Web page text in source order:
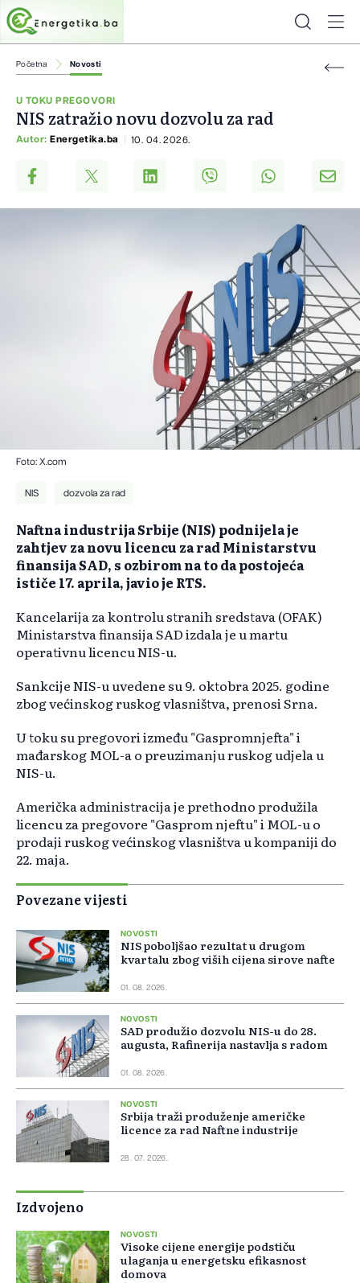
Početna Novosti
U TOKU PREGOVORI
NIS zatražio novu dozvolu za rad
Autor: Energetika.ba 10. 04. 2026.
Foto: X.com
NIS dozvola za rad
Naftna industrija Srbije (NIS) podnijela je
zahtjev za novu licencu za rad Ministarstvu
finansija SAD, s ozbirom na to da postojeća
ističe 17. aprila, javio je RTS.
Kancelarija za kontrolu stranih sredstava (OFAK)
Ministarstva finansija SAD izdala je u martu
operativnu licencu NIS-u.
Sankcije NIS-u uvedene su 9. oktobra 2025. godine
zbog većinskog ruskog vlasništva, prenosi Srna.
U toku su pregovori između "Gaspromnjefta" i
mađarskog MOL-a o preuzimanju ruskog udjela u
NIS-u.
Američka administracija je prethodno produžila
licencu za pregovore "Gasprom njeftu" i MOL-u o
prodaji ruskog većinskog vlasništva u kompaniji do
22. maja.
Povezane vijesti
NOVOSTI
NIS poboljšao rezultat u drugom
kvartalu zbog viših cijena sirove nafte
01. 08. 2026.
NOVOSTI
SAD produžio dozvolu NIS-u do 28.
augusta, Rafinerija nastavlja s radom
01. 08. 2026.
NOVOSTI
Srbija traži produženje američke
licence za rad Naftne industrije
28. 07. 2026.
Izdvojeno
NOVOSTI
Visoke cijene energije podstiču
ulaganja u energetsku efikasnost
domova